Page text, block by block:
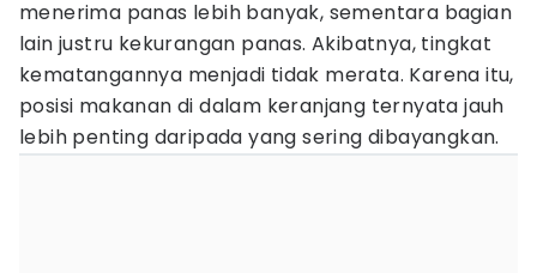
menerima panas lebih banyak, sementara bagian
lain justru kekurangan panas. Akibatnya, tingkat
kematangannya menjadi tidak merata. Karena itu,
posisi makanan di dalam keranjang ternyata jauh
lebih penting daripada yang sering dibayangkan.